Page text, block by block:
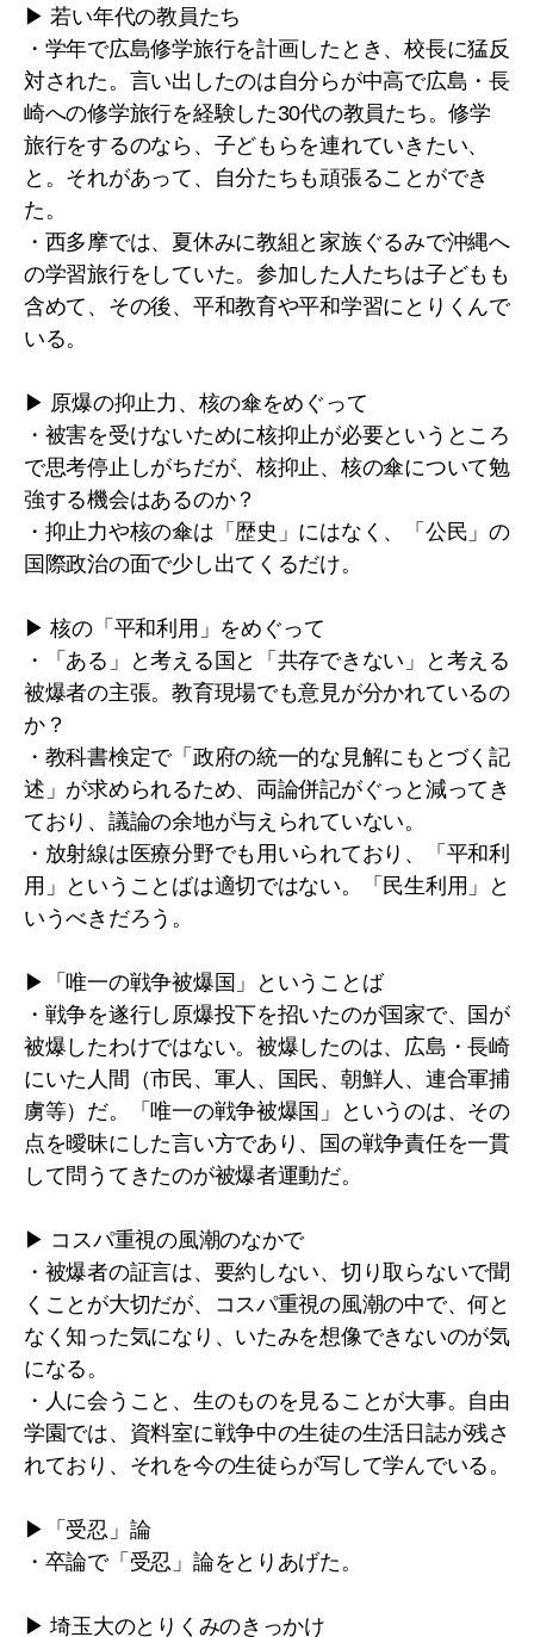
▶ 若い年代の教員たち
・学年で広島修学旅行を計画したとき、校長に猛反
対された。言い出したのは自分らが中高で広島・長
崎への修学旅行を経験した30代の教員たち。修学
旅行をするのなら、子どもらを連れていきたい、
と。それがあって、自分たちも頑張ることができ
た。
・西多摩では、夏休みに教組と家族ぐるみで沖縄へ
の学習旅行をしていた。参加した人たちは子どもも
含めて、その後、平和教育や平和学習にとりくんで
いる。
▶ 原爆の抑止力、核の傘をめぐって
・被害を受けないために核抑止が必要というところ
で思考停止しがちだが、核抑止、核の傘について勉
強する機会はあるのか？
・抑止力や核の傘は「歴史」にはなく、「公民」の
国際政治の面で少し出てくるだけ。
▶ 核の「平和利用」をめぐって
・「ある」と考える国と「共存できない」と考える
被爆者の主張。教育現場でも意見が分かれているの
か？
・教科書検定で「政府の統一的な見解にもとづく記
述」が求められるため、両論併記がぐっと減ってき
ており、議論の余地が与えられていない。
・放射線は医療分野でも用いられており、「平和利
用」ということばは適切ではない。「民生利用」と
いうべきだろう。
▶「唯一の戦争被爆国」ということば
・戦争を遂行し原爆投下を招いたのが国家で、国が
被爆したわけではない。被爆したのは、広島・長崎
にいた人間（市民、軍人、国民、朝鮮人、連合軍捕
虜等）だ。「唯一の戦争被爆国」というのは、その
点を曖昧にした言い方であり、国の戦争責任を一貫
して問うてきたのが被爆者運動だ。
▶ コスパ重視の風潮のなかで
・被爆者の証言は、要約しない、切り取らないで聞
くことが大切だが、コスパ重視の風潮の中で、何と
なく知った気になり、いたみを想像できないのが気
になる。
・人に会うこと、生のものを見ることが大事。自由
学園では、資料室に戦争中の生徒の生活日誌が残さ
れており、それを今の生徒らが写して学んでいる。
▶「受忍」論
・卒論で「受忍」論をとりあげた。
▶ 埼玉大のとりくみのきっかけ